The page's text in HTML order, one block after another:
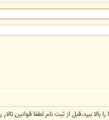
ببرد،قبل از ثبت نام لطفا قوانین تالار